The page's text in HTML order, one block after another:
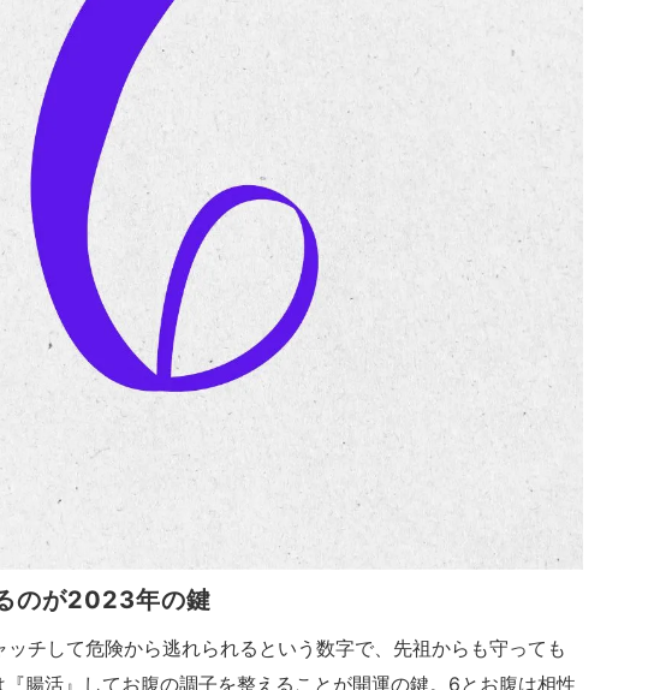
のが2023年の鍵
ッチして危険から逃れられるという数字で、先祖からも守っても
腸活』してお腹の調子を整えることが開運の鍵。6とお腹は相性